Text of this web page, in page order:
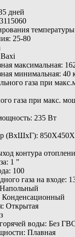
дней
25-80
максимальная:
минимальная: 40
газа при
газа при макс.
235 Вт
(ВхШхГ):
контура
1 "
100
газа на входе:
Конденсационный
Открытая
воды: Без
Плавная